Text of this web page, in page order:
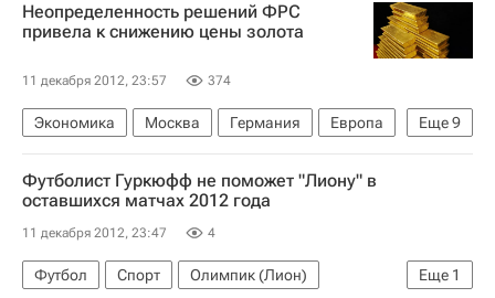
Неопределенность решений ФРС
привела к снижению цены золота
11 декабря 2012, 23:57 374
Еще9
Экономика Москва Германия
Европа
Лондон
США
Великобритания
Америка
Весь мир
Северная Америка
Центральный ФО
Bloomberg L.P.
Футболист Гуркюфф не поможет "Лиону" в
оставшихся матчах 2012 года
11 декабря 2012, 23:47 4
Еще 1
Футбол Спорт
Олимпик (Лион)